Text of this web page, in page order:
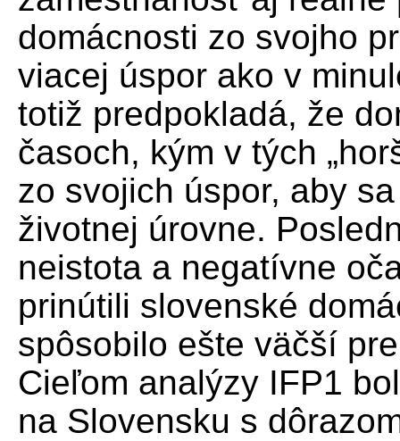
domácnosti zo svojho
viacej úspor ako v
totiž predpokladá, že
časoch, kým v tých
zo svojich úspor, aby
životnej úrovne.
neistota a negatívne
prinútili slovenské
spôsobilo ešte väčší
Cieľom analýzy IFP1
na Slovensku s